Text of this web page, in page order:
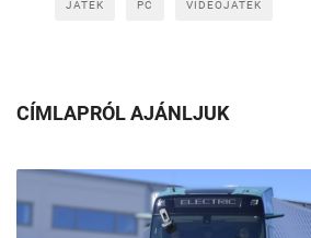
JÁTÉK PC VIDEÓJÁTÉK
CÍMLAPRÓL AJÁNLJUK